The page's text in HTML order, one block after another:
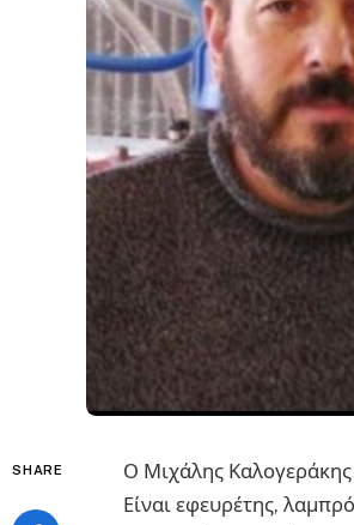
SHARE
Ο Μιχάλης
Είναι εφευρέτης,